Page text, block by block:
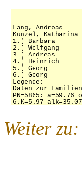
Weiter zu: